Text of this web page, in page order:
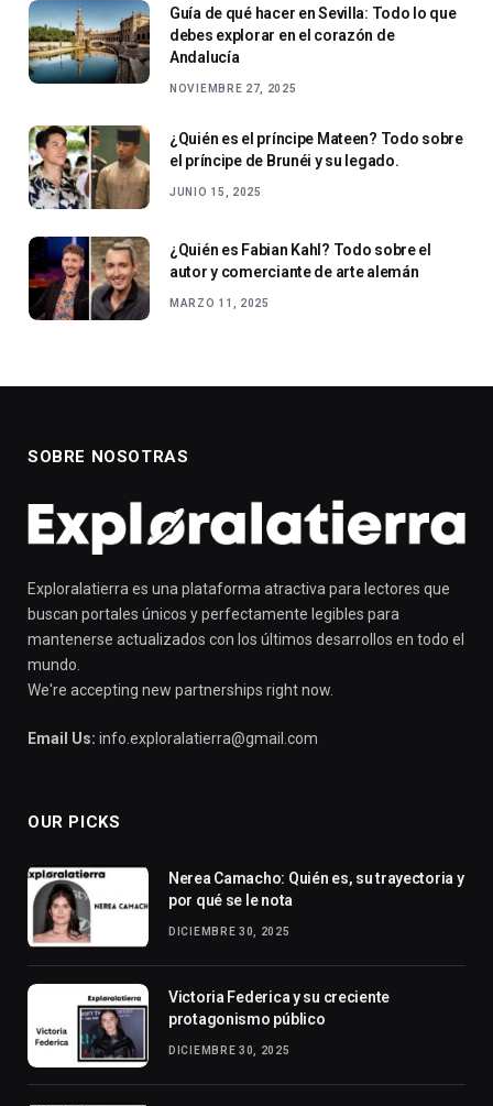
Guía de qué hacer en Sevilla: Todo lo que
debes explorar en el corazón de
Andalucía
NOVIEMBRE 27, 2025
¿Quién es el príncipe Mateen? Todo sobre
el príncipe de Brunéi y su legado.
JUNIO 15, 2025
¿Quién es Fabian Kahl? Todo sobre el
autor y comerciante de arte alemán
MARZO 11, 2025
SOBRE NOSOTRAS
Exploralatierra es una plataforma atractiva para lectores que
buscan portales únicos y perfectamente legibles para
mantenerse actualizados con los últimos desarrollos en todo el
mundo.
We're accepting new partnerships right now.
Email Us: info.exploralatierra@gmail.com
OUR PICKS
Nerea Camacho: Quién es, su trayectoria y
por qué se le nota
DICIEMBRE 30, 2025
Victoria Federica y su creciente
protagonismo público
DICIEMBRE 30, 2025